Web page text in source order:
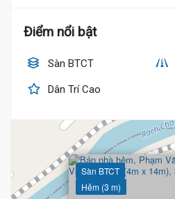
Điểm nổi bật
Sàn BTCT
Dân Trí Cao
Sàn BTCT
Hẻm (3 m)